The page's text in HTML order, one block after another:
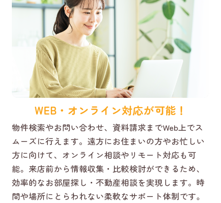
WEB・オンライン対応が可能！
物件検索やお問い合わせ、資料請求までWeb上でス
ムーズに行えます。遠方にお住まいの方やお忙しい
方に向けて、オンライン相談やリモート対応も可
能。来店前から情報収集・比較検討ができるため、
効率的なお部屋探し・不動産相談を実現します。時
間や場所にとらわれない柔軟なサポート体制です。